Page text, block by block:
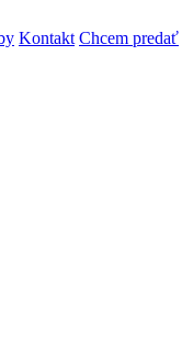
Kontakt Chcem predať